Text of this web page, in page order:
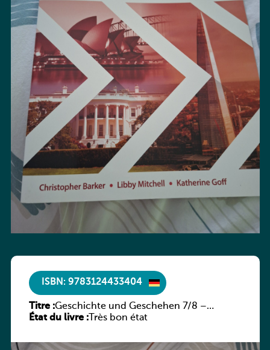
ISBN: 9783124433404
Titre :Geschichte und Geschehen 7/8 –
Rheinland-Pfalz
État du livre :Très bon état